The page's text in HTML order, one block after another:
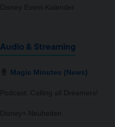
Disney Event-Kalender
Audio & Streaming
Magic Minutes (News)
Podcast: Calling all Dreamers!
Disney+ Neuheiten